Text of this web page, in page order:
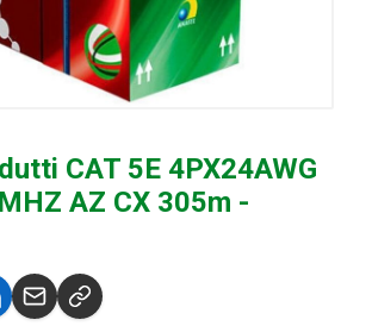
CAT 5E 4PX24AWG
AZ CX 305m -